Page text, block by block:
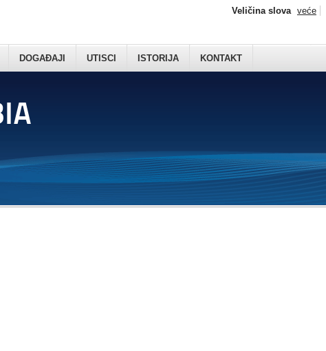
DOGAĐAJI UTISCI ISTORIJA KONTAKT
Veličina slova veće